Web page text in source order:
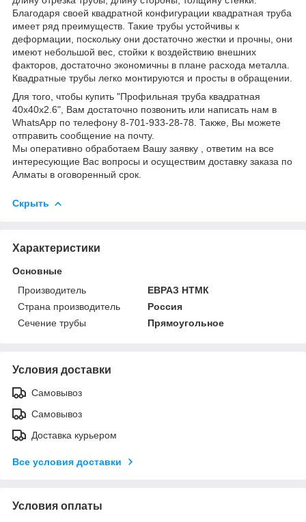
Благодаря своей квадратной конфигурации квадратная труба
имеет ряд преимуществ. Такие трубы устойчивы к
деформации, поскольку они достаточно жестки и прочны, они
имеют небольшой вес, стойки к воздействию внешних
факторов, достаточно экономичны в плане расхода металла.
Квадратные трубы легко монтируются и просты в обращении.
Для того, чтобы купить "Профильная труба квадратная
40х40х2.6", Вам достаточно позвонить или написать нам в
WhatsApp по телефону 8-701-933-28-78. Также, Вы можете
отправить сообщение на почту.
Мы оперативно обработаем Вашу заявку , ответим на все
интересующие Вас вопросы и осуществим доставку заказа по
Алматы в оговоренный срок.
Скрыть
Характеристики
Основные
Производитель
ЕВРАЗ НТМК
Страна производитель
Россия
Сечение трубы
Прямоугольное
Условия доставки
Самовывоз
Самовывоз
Доставка курьером
Все условия доставки
Условия оплаты